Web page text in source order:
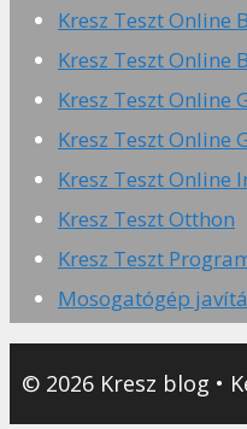
Kresz Teszt Online
Kresz Teszt Online
Kresz Teszt Online
Kresz Teszt Online
Kresz Teszt Online
Kresz Teszt Otthon
Kresz Teszt
Mosogatógép
© 2026 Kresz blog •